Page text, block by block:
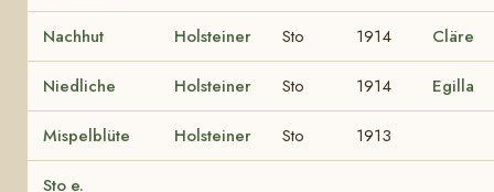
Nachhut Holsteiner Sto 1914 Cläre
Niedliche Holsteiner Sto 1914 Egilla
Mispelblüte Holsteiner Sto 1913
Sto e.